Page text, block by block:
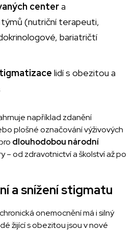
centera
týmů (nutriční terapeuti,
bariatričtí
lidí s obezitou a
například zdanění
plošné označování výživových
dlouhodobou národní
– od zdravotnictví a školství až po
a snížení stigmatu
onemocnění má i silný
žijící s obezitou jsou v nové